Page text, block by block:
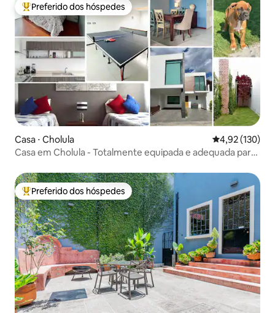
Entre os melhores preferidos dos hóspedes
Preferido dos hóspedes
Casa ⋅ Cholula 4,92 de uma
4,92 (130)
Casa em Cholula - Totalmente equipada e adequada para
Entre os melhores preferidos dos hóspedes
Preferido dos hóspedes